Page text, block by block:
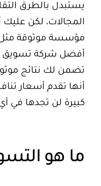
يستبدل بالطرق
المجالات، لكن
مؤسسة موثوقة
أفضل شركة تسويق
تضمن لك نتائج
أنها تقدم أسعار
كبيرة لن تجدها في
ما هو